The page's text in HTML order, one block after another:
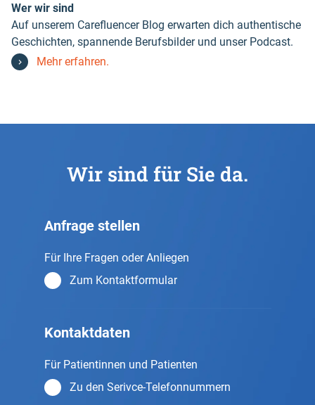
Wer wir sind
Auf unserem Carefluencer Blog erwarten dich authentische
Geschichten, spannende Berufsbilder und unser Podcast.
Mehr erfahren.
Wir sind für Sie da.
Anfrage stellen
Für Ihre Fragen oder Anliegen
Zum Kontaktformular
Kontaktdaten
Für Patientinnen und Patienten
Zu den Serivce-Telefonnummern